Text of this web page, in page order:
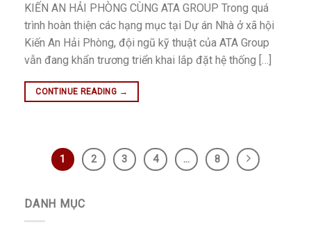
KIẾN AN HẢI PHÒNG CÙNG ATA GROUP Trong quá
trình hoàn thiện các hạng mục tại Dự án Nhà ở xã hội
Kiến An Hải Phòng, đội ngũ kỹ thuật của ATA Group
vẫn đang khẩn trương triển khai lắp đặt hệ thống […]
CONTINUE READING →
1 2 3 4 … 8
DANH MỤC